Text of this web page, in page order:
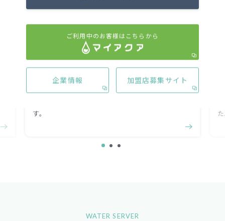
ルさの
AQUA FAB
アクアファブ
空間や性別を問わず誰からも愛される心地よいデ
WATER SERVER
ご利用中のお客様はこちらから
企業情報 加盟店募集サイト